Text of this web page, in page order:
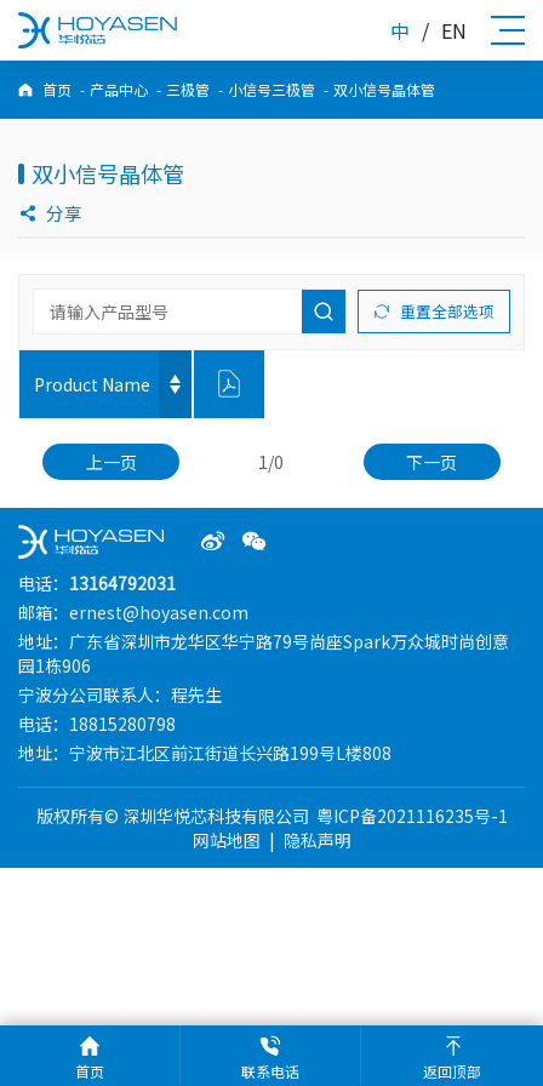
中 / EN
首页 - 产品中心 - 三极管 - 小信号三极管 - 双小信号晶体管
双小信号晶体管
分享
重置全部选项
Product Name
上一页 1/0 下一页
电话： 13164792031
邮箱：ernest@hoyasen.com
地址：广东省深圳市龙华区华宁路79号尚座Spark万众城时尚创意
园1栋906
宁波分公司联系人：程先生
电话：18815280798
地址：宁波市江北区前江街道长兴路199号L楼808
版权所有© 深圳华悦芯科技有限公司 粤ICP备2021116235号-1
网站地图 | 隐私声明
首页 联系电话 返回顶部